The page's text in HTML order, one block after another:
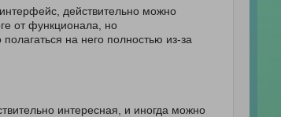
действительно можно
от функционала, но
на него полностью из-за
интересная, и иногда можно